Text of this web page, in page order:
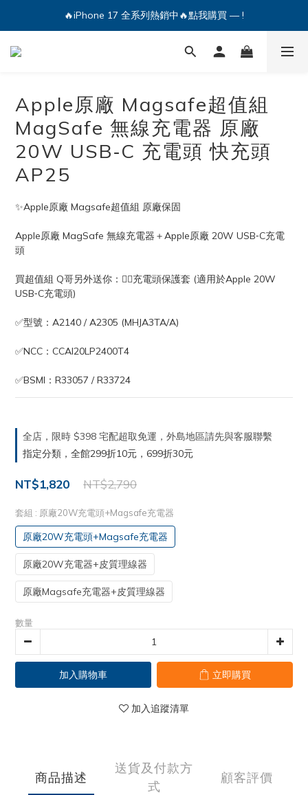
🔥iPhone 17 全系列熱銷中🔥點我購買 — !
Apple原廠 Magsafe超值組
MagSafe 無線充電器 原廠
20W USB‑C 充電頭 快充頭
AP25
✨Apple原廠 Magsafe超值組 原廠保固
Apple原廠 MagSafe 無線充電器＋Apple原廠 20W USB‑C充電
頭
買超值組 Q哥另外送你：💁‍♀️充電頭保護套 (適用於Apple 20W
USB‑C充電頭)
✅型號：A2140 / A2305 (MHJA3TA/A)
✅NCC：CCAI20LP2400T4
✅BSMI：R33057 / R33724
全店，限時 $398 宅配超取免運，外島地區請先與客服聯繫
指定分類，全館299折10元，699折30元
NT$2,790
NT$1,820
套組 : 原廠20W充電頭+Magsafe充電器
原廠20W充電頭+Magsafe充電器
原廠20W充電器+皮質理線器
原廠Magsafe充電器+皮質理線器
數量
加入購物車 立即購買
加入追蹤清單
商品描述
送貨及付款方
式
顧客評價